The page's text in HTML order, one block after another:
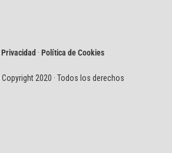
Privacidad ·Política de Cookies
2020 · Todos los derechos